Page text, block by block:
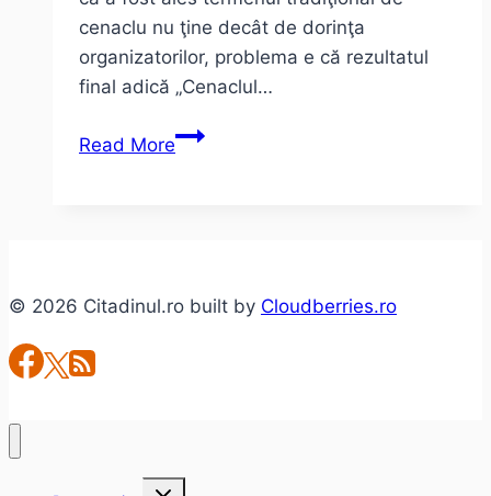
cenaclu nu ţine decât de dorinţa
organizatorilor, problema e că rezultatul
final adică „Cenaclul…
Read MoreCe
© 2026 Citadinul.ro built by Cloudberries.ro
Toggle